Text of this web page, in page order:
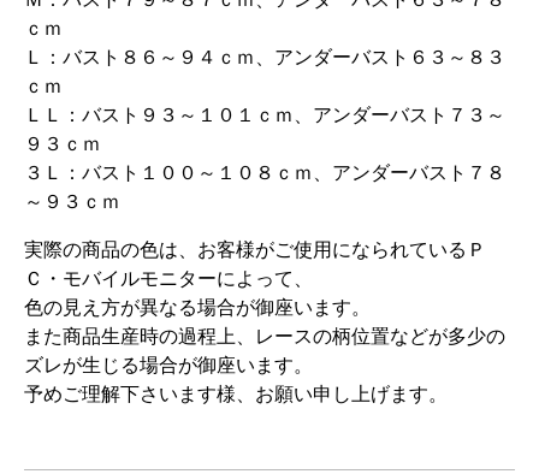
ｃｍ
Ｌ：バスト８６～９４ｃｍ、アンダーバスト６３～８３
ｃｍ
ＬＬ：バスト９３～１０１ｃｍ、アンダーバスト７３～
９３ｃｍ
３Ｌ：バスト１００～１０８ｃｍ、アンダーバスト７８
～９３ｃｍ
実際の商品の色は、お客様がご使用になられているＰ
Ｃ・モバイルモニターによって、
色の見え方が異なる場合が御座います。
また商品生産時の過程上、レースの柄位置などが多少の
ズレが生じる場合が御座います。
予めご理解下さいます様、お願い申し上げます。